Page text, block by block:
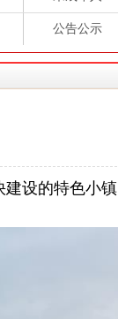
公告公示
建设的特色小镇